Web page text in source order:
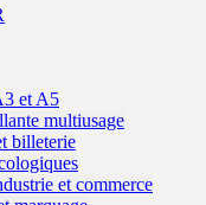
et A5
multiusage
billeterie
et commerce